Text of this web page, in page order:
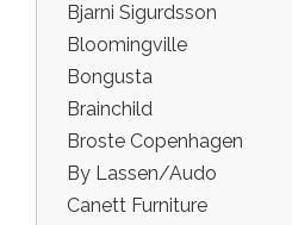
Bjarni Sigurdsson
Bloomingville
Bongusta
Brainchild
Broste Copenhagen
By Lassen/Audo
Canett Furniture